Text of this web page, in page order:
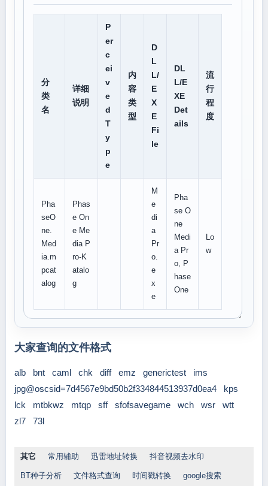
分
类
名
详细
说明
P
er
c
ei
v
e
d
T
y
p
e
内
容
类
型
D
L
L/
E
X
E
Fi
le
DL
L/E
XE
Det
ails
流
行
程
度
Pha
seO
ne.
Med
ia.m
pcat
alog
Phas
e On
e Me
dia P
ro-K
atalo
g
M
e
di
a
Pr
o.
e
x
e
Pha
se O
ne
Medi
a Pr
o, P
hase
One
Lo
w
大家查询的文件格式
alb bnt caml chk diff emz generictest
ims
jpg@oscsid=7d4567e9bd50b2f334844513937d0ea4
kps
lck
mtbkwz mtqp sff sfofsavegame wch wsr
wtt
zl7
73l
其它 常用辅助 迅雷地址转换 抖音视频去水印
BT种子分析 文件格式查询 时间戳转换 google搜索